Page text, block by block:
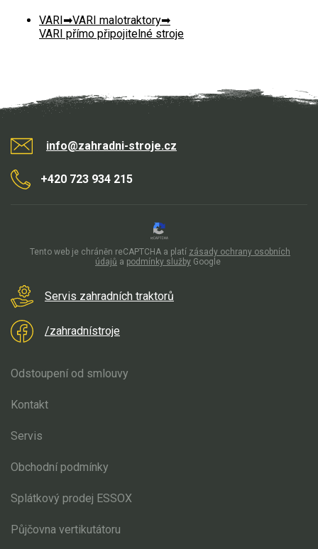
Aku AL-KO
VARI
VARI malotraktory
VARI přímo připojitelné stroje
VARI multifunkční nosiče
Sněhové frézy
Vertikutátory
Kultivátory
Nůžky na živý plot
Vysavače a foukače
Elektrocentrály
Štěpkovače a drtiče
VARI
VARI malotraktory
VARI přímo připojitelné stroje
info@zahradni-stroje.cz
+420 723 934 215
Servis zahradních traktorů
/zahradnístroje
Odstoupení od smlouvy
Kontakt
Servis
Obchodní podmínky
Splátkový prodej ESSOX
Půjčovna vertikutátoru
Tento web je chráněn reCAPTCHA a platí zásady ochrany osobních
údajů a podmínky služby Google